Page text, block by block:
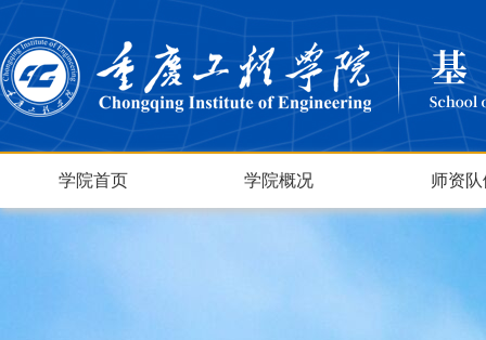
学院首页 学院概况 师资队